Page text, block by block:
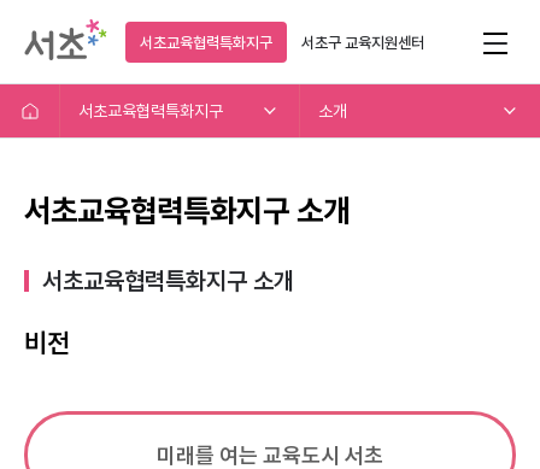
서초교육협력특화지구 서초구교육지원센터
서초교육협력특화지구 소개
서초교육협력특화지구 소개
서초교육협력특화지구 소개​
비전
미래를 여는 교육도시 서초